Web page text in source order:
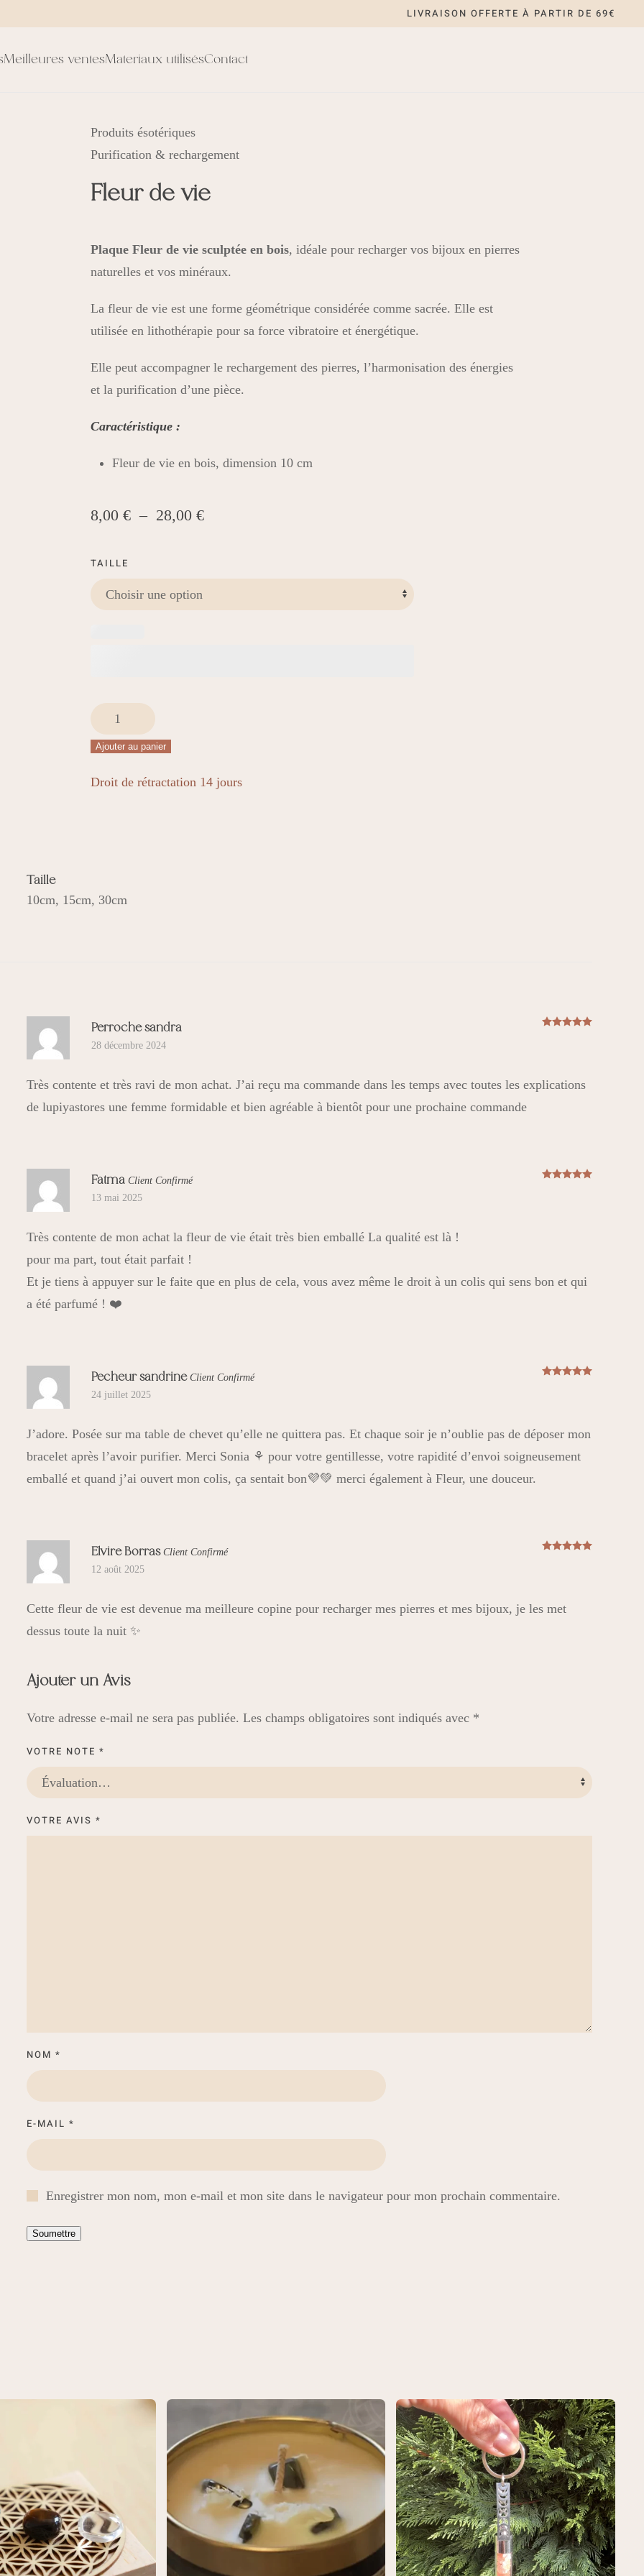
LIVRAISON OFFERTE À PARTIR DE 69€
Meilleures ventesMateriaux utilisésContact
Produits ésotériques
Purification & rechargement
Fleur de vie
Plaque Fleur de vie sculptée en bois, idéale pour recharger vos bijoux en pierres
naturelles et vos minéraux.
La fleur de vie est une forme géométrique considérée comme sacrée. Elle est
utilisée en lithothérapie pour sa force vibratoire et énergétique.
Elle peut accompagner le rechargement des pierres, l’harmonisation des énergies
et la purification d’une pièce.
Caractéristique :
Fleur de vie en bois, dimension 10 cm
8,00 € – 28,00 €Plage
TAILLE
quantité
Fleur
de
Ajouter au panier
Droit de rétractation 14 jours
Taille
10cm, 15cm, 30cm
Perroche sandra
28 décembre 2024
Très contente et très ravi de mon achat. J’ai reçu ma commande dans les temps avec toutes les explications
de lupiyastores une femme formidable et bien agréable à bientôt pour une prochaine commande
FatmaClient Confirmé
13 mai 2025
Très contente de mon achat la fleur de vie était très bien emballé La qualité est là !
pour ma part, tout était parfait !
Et je tiens à appuyer sur le faite que en plus de cela, vous avez même le droit à un colis qui sens bon et qui
a été parfumé ! ❤️
Pecheur sandrineClient Confirmé
24 juillet 2025
J’adore. Posée sur ma table de chevet qu’elle ne quittera pas. Et chaque soir je n’oublie pas de déposer mon
bracelet après l’avoir purifier. Merci Sonia ⚘ pour votre gentillesse, votre rapidité d’envoi soigneusement
emballé et quand j’ai ouvert mon colis, ça sentait bon💜💚 merci également à Fleur, une douceur.
Elvire BorrasClient Confirmé
12 août 2025
Cette fleur de vie est devenue ma meilleure copine pour recharger mes pierres et mes bijoux, je les met
dessus toute la nuit ✨
Ajouter un Avis
Votre adresse e-mail ne sera pas publiée. Les champs obligatoires sont indiqués avec *
VOTRE NOTE*
VOTRE AVIS*
NOM*
E-MAIL*
Enregistrer mon nom, mon e-mail et mon site dans le navigateur pour mon prochain commentaire.